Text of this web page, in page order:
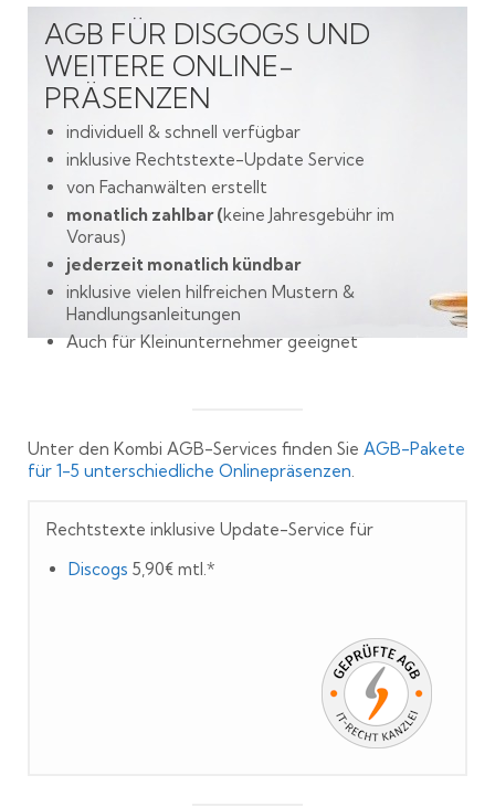
Warenkorb
AGB FÜR DISGOGS UND
WEITERE ONLINE-
PRÄSENZEN
individuell & schnell verfügbar
inklusive Rechtstexte-Update Service
von Fachanwälten erstellt
monatlich zahlbar (keine Jahresgebühr im
Voraus)
jederzeit monatlich kündbar
inklusive vielen hilfreichen Mustern &
Handlungsanleitungen
Auch für Kleinunternehmer geeignet
Unter den Kombi AGB-Services finden Sie AGB-Pakete
für 1-5 unterschiedliche Onlinepräsenzen.
Rechtstexte inklusive Update-Service für
Discogs 5,90€ mtl.*